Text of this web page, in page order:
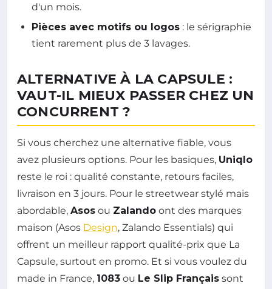
d'un mois.
Pièces avec motifs ou logos : le sérigraphie
tient rarement plus de 3 lavages.
ALTERNATIVE À LA CAPSULE :
VAUT-IL MIEUX PASSER CHEZ UN
CONCURRENT ?
Si vous cherchez une alternative fiable, vous
avez plusieurs options. Pour les basiques, Uniqlo
reste le roi : qualité constante, retours faciles,
livraison en 3 jours. Pour le streetwear stylé mais
abordable, Asos ou Zalando ont des marques
maison (Asos Design, Zalando Essentials) qui
offrent un meilleur rapport qualité-prix que La
Capsule, surtout en promo. Et si vous voulez du
made in France, 1083 ou Le Slip Français sont